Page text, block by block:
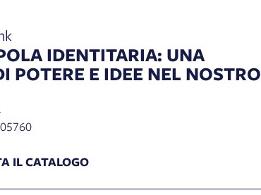
IDENTITARIA: UNA
POTERE E IDEE NEL NOSTRO
IL CATALOGO